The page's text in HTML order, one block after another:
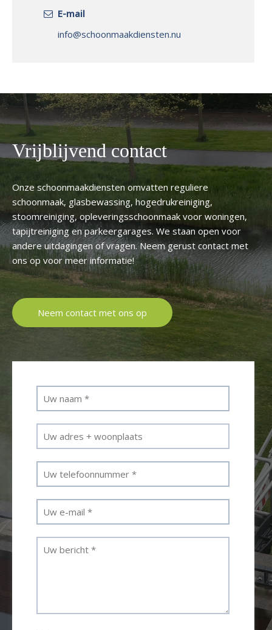
E-mail
info@schoonmaakdiensten.nu
Vrijblijvend contact
Onze schoonmaakdiensten omvatten reguliere
schoonmaak, glasbewassing, hogedrukreiniging,
stoomreiniging, opleveringsschoonmaak voor woningen,
tapijtreiniging en parkeergarages. We staan open voor
andere uitdagingen of vragen. Neem gerust contact met
ons op voor meer informatie!
Neem contact met ons op